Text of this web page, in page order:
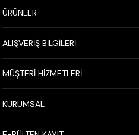
ÜRÜNLER
ALIŞVERİŞ BİLGİLERİ
MÜŞTERİ HİZMETLERİ
KURUMSAL